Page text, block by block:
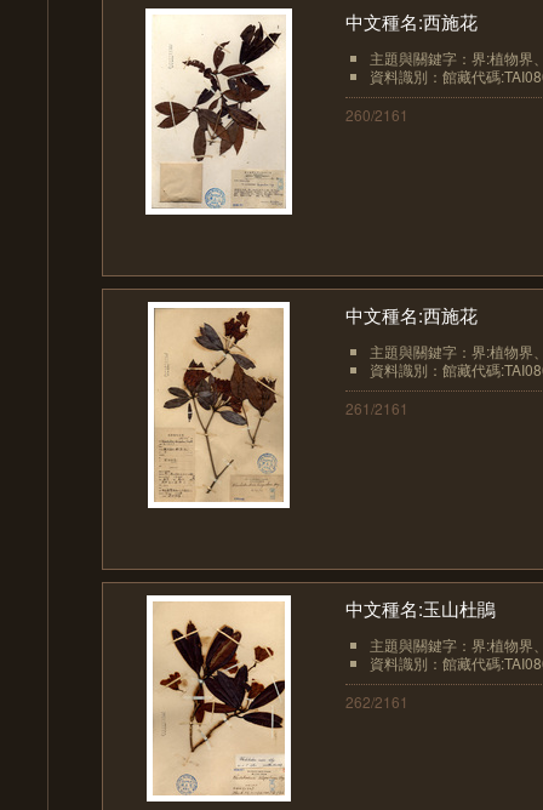
中文種名:西施花
主題與關鍵字：界:植物界
資料識別：館藏代碼
260/2161
中文種名:西施花
主題與關鍵字：界:植物界
資料識別：館藏代碼
261/2161
中文種名:玉山杜鵑
主題與關鍵字：界:植物界
資料識別：館藏代碼
262/2161